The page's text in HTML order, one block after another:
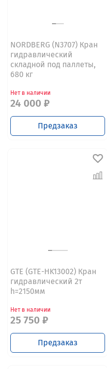
NORDBERG (N3707) Кран
гидравлический
складной под паллеты,
680 кг
Нет в наличии
24 000 ₽
Предзаказ
GTE (GTE-HK13002) Кран
гидравлический 2т
h=2150мм
Нет в наличии
25 750 ₽
Предзаказ